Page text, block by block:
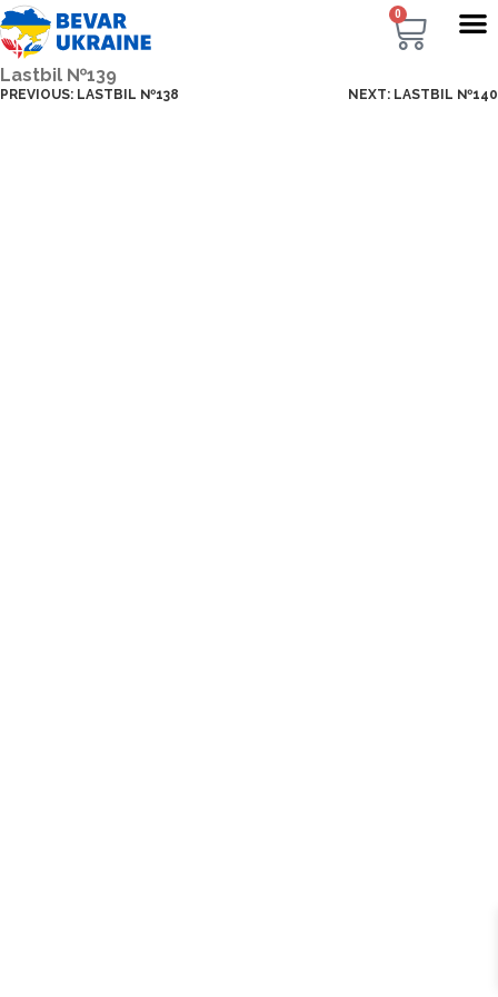
0
Lastbil №139
PREVIOUS: LASTBIL №138 NEXT: LASTBIL №140